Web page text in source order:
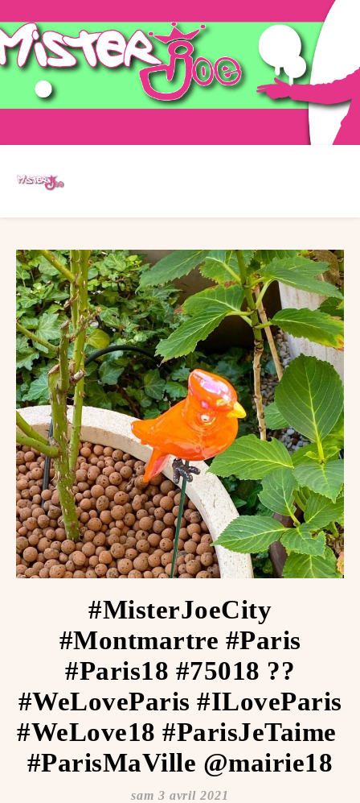
#MisterJoeCity
#Montmartre #Paris
#Paris18 #75018 ??
#WeLoveParis #ILoveParis
#WeLove18 #ParisJeTaime ️
#ParisMaVille @mairie18
sam 3 avril 2021